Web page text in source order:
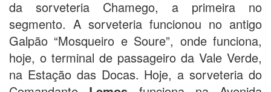
da sorveteria Chamego, a primeira no
segmento. A sorveteria funcionou no antigo
Galpão “Mosqueiro e Soure”, onde funciona,
hoje, o terminal de passageiro da Vale Verde,
na Estação das Docas. Hoje, a sorveteria do